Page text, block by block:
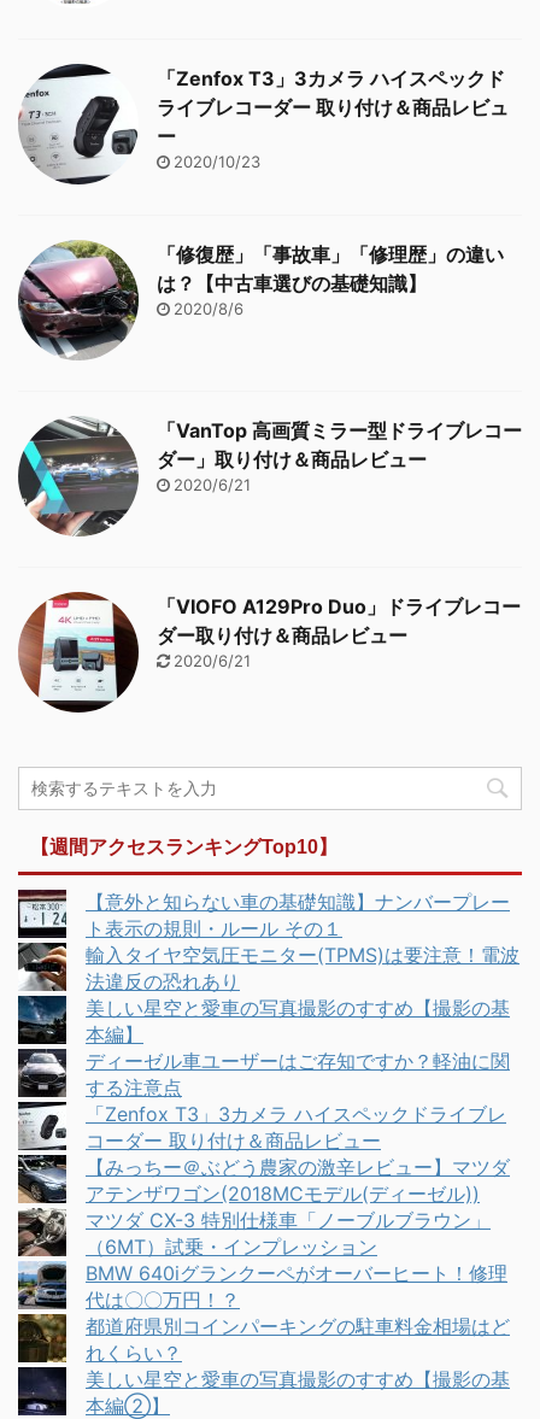
「Zenfox T3」3カメラ ハイスペックド
ライブレコーダー 取り付け＆商品レビュ
ー
2020/10/23
「修復歴」「事故車」「修理歴」の違い
は？【中古車選びの基礎知識】
2020/8/6
「VanTop 高画質ミラー型ドライブレコー
ダー」取り付け＆商品レビュー
2020/6/21
「VIOFO A129Pro Duo」ドライブレコー
ダー取り付け＆商品レビュー
2020/6/21
【週間アクセスランキングTop10】
【意外と知らない車の基礎知識】ナンバープレー
ト表示の規則・ルール その１
輸入タイヤ空気圧モニター(TPMS)は要注意！電波
法違反の恐れあり
美しい星空と愛車の写真撮影のすすめ【撮影の基
本編】
ディーゼル車ユーザーはご存知ですか？軽油に関
する注意点
「Zenfox T3」3カメラ ハイスペックドライブレ
コーダー 取り付け＆商品レビュー
【みっちー＠ぶどう農家の激辛レビュー】マツダ
アテンザワゴン(2018MCモデル(ディーゼル))
マツダ CX-3 特別仕様車「ノーブルブラウン」
（6MT）試乗・インプレッション
BMW 640iグランクーペがオーバーヒート！修理
代は〇〇万円！？
都道府県別コインパーキングの駐車料金相場はど
れくらい？
美しい星空と愛車の写真撮影のすすめ【撮影の基
本編②】